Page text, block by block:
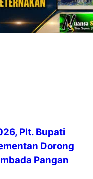
Plt. Bupati
Dorong
Pangan